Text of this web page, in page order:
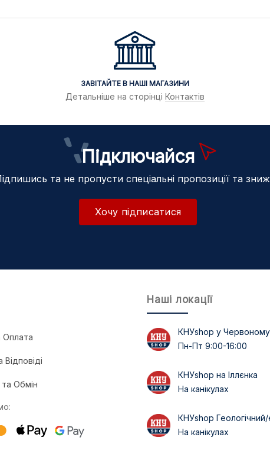
ЗАВІТАЙТЕ В НАШІ МАГАЗИНИ
Детальніше на сторінці Контактів
Підключайся
та не пропусти спеціальні пропозиції та
Хочу підписатися
Оплата
Обмін
Наші локації
КНУshop у Червоному
Пн-Пт 9:00-16:00
КНУshop на Іллєнка
На канікулах
КНУshop Геологічний/
На канікулах